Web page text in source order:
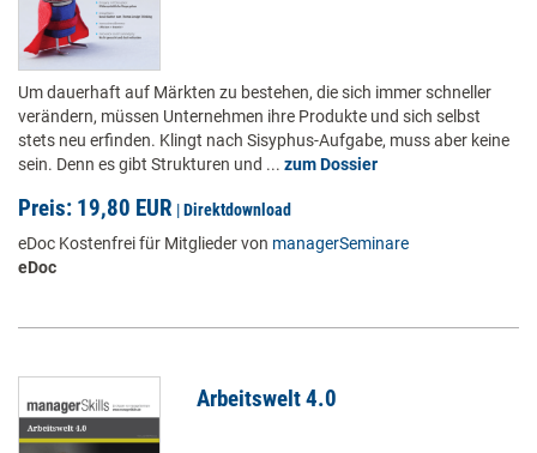
Um dauerhaft auf Märkten zu bestehen, die sich immer schneller
verändern, müssen Unternehmen ihre Produkte und sich selbst
stets neu erfinden. Klingt nach Sisyphus-Aufgabe, muss aber keine
sein. Denn es gibt Strukturen und ... zum Dossier
Preis: 19,80 EUR |Direktdownload
eDoc Kostenfrei für Mitglieder von managerSeminare
eDoc
Arbeitswelt 4.0